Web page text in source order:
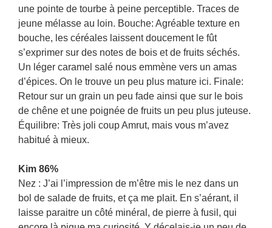
une pointe de tourbe à peine perceptible. Traces de
jeune mélasse au loin. Bouche: Agréable texture en
bouche, les céréales laissent doucement le fût
s’exprimer sur des notes de bois et de fruits séchés.
Un léger caramel salé nous emmène vers un amas
d’épices. On le trouve un peu plus mature ici. Finale:
Retour sur un grain un peu fade ainsi que sur le bois
de chêne et une poignée de fruits un peu plus juteuse.
Équilibre: Très joli coup Amrut, mais vous m’avez
habitué à mieux.
Kim 86%
Nez : J’ai l’impression de m’être mis le nez dans un
bol de salade de fruits, et ça me plait. En s’aérant, il
laisse paraitre un côté minéral, de pierre à fusil, qui